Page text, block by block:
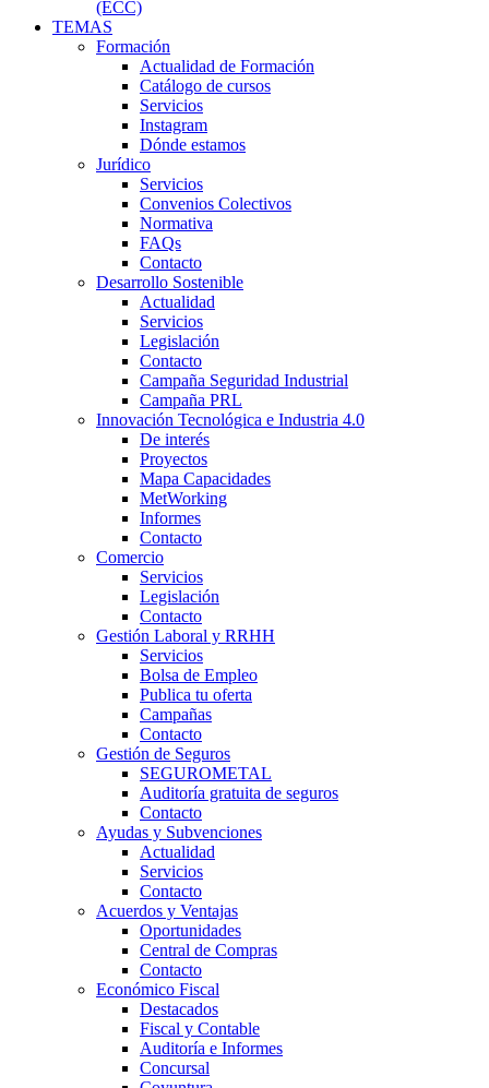
(ECC)
TEMAS
Formación
Actualidad de Formación
Catálogo de cursos
Servicios
Instagram
Dónde estamos
Jurídico
Servicios
Convenios Colectivos
Normativa
FAQs
Contacto
Desarrollo Sostenible
Actualidad
Servicios
Legislación
Contacto
Campaña Seguridad Industrial
Campaña PRL
Innovación Tecnológica e Industria 4.0
De interés
Proyectos
Mapa Capacidades
MetWorking
Informes
Contacto
Comercio
Servicios
Legislación
Contacto
Gestión Laboral y RRHH
Servicios
Bolsa de Empleo
Publica tu oferta
Campañas
Contacto
Gestión de Seguros
SEGUROMETAL
Auditoría gratuita de seguros
Contacto
Ayudas y Subvenciones
Actualidad
Servicios
Contacto
Acuerdos y Ventajas
Oportunidades
Central de Compras
Contacto
Económico Fiscal
Destacados
Fiscal y Contable
Auditoría e Informes
Concursal